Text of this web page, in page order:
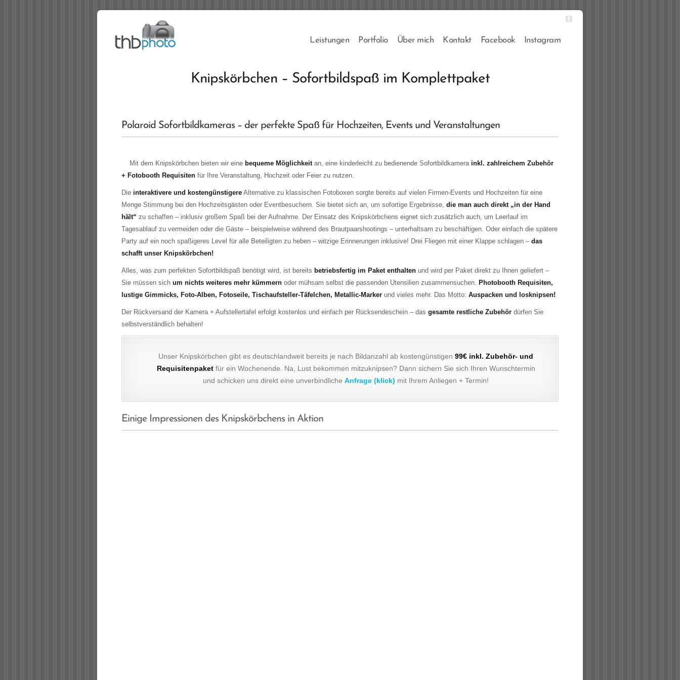
Leistungen Portfolio Über mich Kontakt Facebook Instagram
Knipskörbchen – Sofortbildspaß im Komplettpaket
Polaroid Sofortbildkameras – der perfekte Spaß für Hochzeiten, Events und Veranstaltungen
Mit dem Knipskörbchen bieten wir eine bequeme Möglichkeitan, eine kinderleicht zu bedienende Sofortbildkamera inkl. zahlreichem Zubehör
+ Fotobooth Requisiten für Ihre Veranstaltung, Hochzeit oder Feier zu nutzen.
Die interaktivere und kostengünstigere Alternative zu klassischen Fotoboxen sorgte bereits auf vielen Firmen-Events und Hochzeiten für eine
Menge Stimmung bei den Hochzeitsgästen oder Eventbesuchern. Sie bietet sich an, um sofortige Ergebnisse, die man auch direkt „in der Hand
hält“ zu schaffen – inklusiv großem Spaß bei der Aufnahme. Der Einsatz des Knipskörbchens eignet sich zusätzlich auch, um Leerlauf im
Tagesablauf zu vermeiden oder die Gäste – beispielweise während des Brautpaarshootings – unterhaltsam zu beschäftigen. Oder einfach die spätere
Party auf ein noch spaßigeres Level für alle Beteiligten zu heben – witzige Erinnerungen inklusive! Drei Fliegen mit einer Klappe schlagen – das
schafft unser Knipskörbchen!
Alles, was zum perfekten Sofortbildspaß benötigt wird, ist bereits betriebsfertig im Paket enthalten und wird per Paket direkt zu Ihnen geliefert –
Sie müssen sich um nichts weiteres mehr kümmern oder mühsam selbst die passenden Utensilien zusammensuchen. Photobooth Requisiten,
lustige Gimmicks, Foto-Alben, Fotoseile, Tischaufsteller-Täfelchen, Metallic-Marker und vieles mehr. Das Motto: Auspacken und losknipsen!
Der Rückversand der Kamera + Aufstellertafel erfolgt kostenlos und einfach per Rücksendeschein – das gesamte restliche Zubehör dürfen Sie
selbstverständlich behalten!
Unser Knipskörbchen gibt es deutschlandweit bereits je nach Bildanzahl ab kostengünstigen 99€ inkl. Zubehör- und
Requisitenpaketfür ein Wochenende. Na, Lust bekommen mitzuknipsen? Dann sichern Sie sich Ihren Wunschtermin
und schicken uns direkt eine unverbindliche Anfrage (klick) mit Ihrem Anliegen + Termin!
Einige Impressionen des Knipskörbchens in Aktion